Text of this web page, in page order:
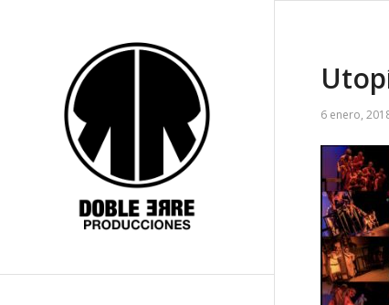
6 enero,